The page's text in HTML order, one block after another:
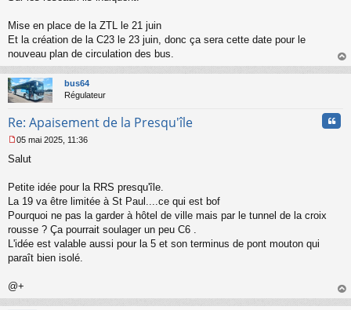
s
g
e
n
o
n
l
Mise en place de la ZTL le 21 juin
Et la création de la C23 le 23 juin, donc ça sera cette date pour le
nouveau plan de circulation des bus.
au
bus64
Régulateur
Re: Apaisement de la Presqu'île
e
s
g
e
n
o
n
05 mai 2025, 11:36
Salut
Petite idée pour la RRS presqu'île.
La 19 va être limitée à St Paul....ce qui est bof
Pourquoi ne pas la garder à hôtel de ville mais par le tunnel de la croix
rousse ? Ça pourrait soulager un peu C6 .
L'idée est valable aussi pour la 5 et son terminus de pont mouton qui
paraît bien isolé.
@+
au